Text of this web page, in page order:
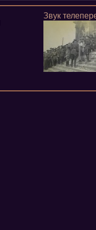
Звук